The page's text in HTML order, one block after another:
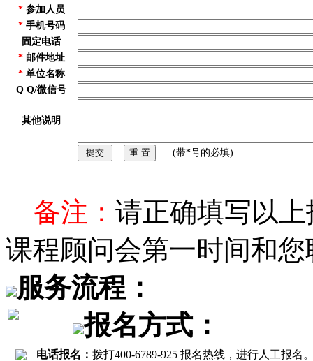
*参加人员
*手机号码
固定电话
*邮件地址
*单位名称
Q Q/微信号
其他说明
(带*号的必填)
备注： 请正确填写以
课程顾问会第一时间和
服务流程：
报名方式：
电话报名： 拨打400-6789-925 报名热线，进行人工报